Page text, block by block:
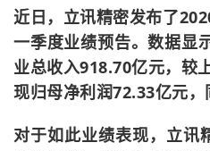
近日，立讯精密发布了
一季度业绩预告。数据显
业总收入918.70亿元，较
现归母净利润72.33亿元，
对于如此业绩表现，立讯